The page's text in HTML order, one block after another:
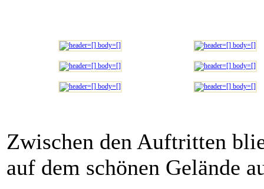
Zwischen den Auftritten
auf dem schönen Gelände